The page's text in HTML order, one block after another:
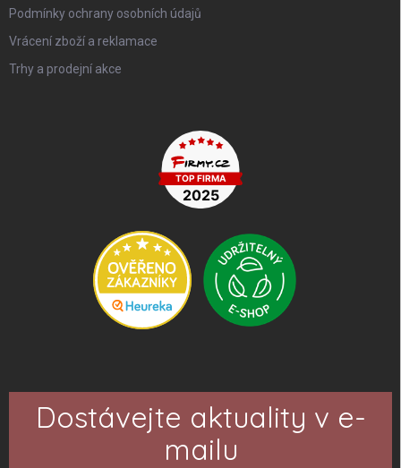
Podmínky ochrany osobních údajů
Vrácení zboží a reklamace
Trhy a prodejní akce
Dostávejte aktuality v e-
mailu